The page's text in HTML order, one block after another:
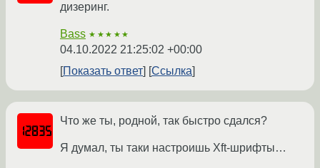
дизеринг.
Bass ★★★★★
04.10.2022 21:25:02 +00:00
Показать ответ
Ссылка
Что же ты, родной, так быстро сдался?
Я думал, ты таки настроишь Xft-шрифты…